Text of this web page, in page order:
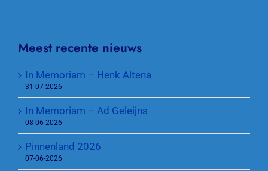
Meest recente nieuws
In Memoriam – Henk Altena
31-07-2026
In Memoriam – Ad Geleijns
08-06-2026
Pinnenland 2026
07-06-2026